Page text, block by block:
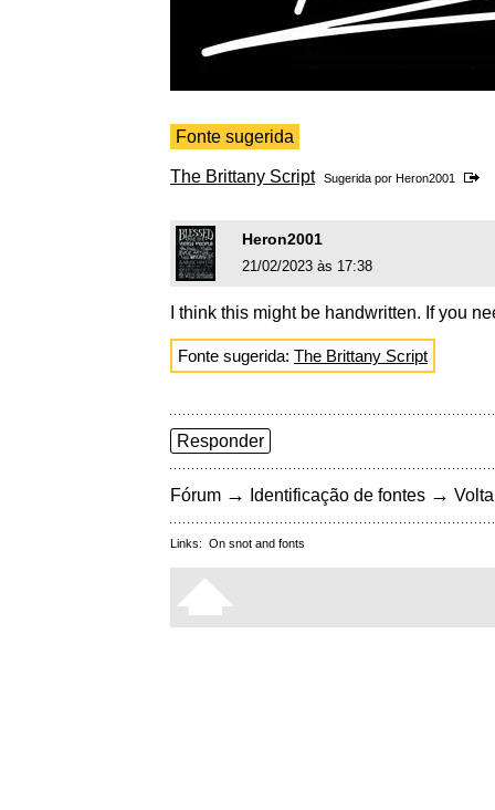
Fonte sugerida
The Brittany Script Sugerida por Heron2001
Heron2001
21/02/2023 às 17:38
I think this might be handwritten. If you
Fonte sugerida: The Brittany Script
Responder
Fórum → Identificação de fontes →
Links: On snot and fonts